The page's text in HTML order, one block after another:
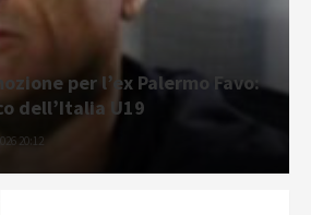
per l’ex Palermo Favo:
dell’Italia U19
20:12